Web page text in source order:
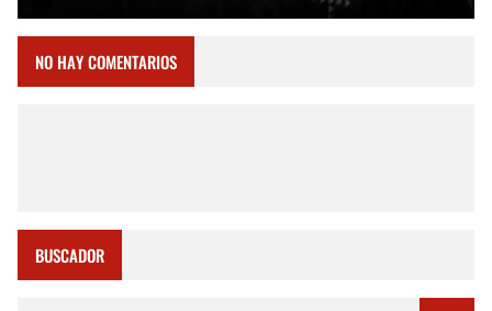
NO HAY COMENTARIOS
BUSCADOR